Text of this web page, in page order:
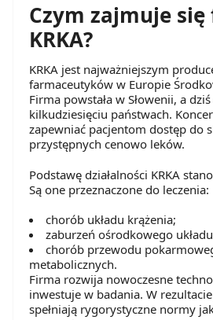
Czym zajmuje
KRKA?
KRKA jest najważniejszym
farmaceutyków w Europie
Firma powstała w Słowenii, a dziś
kilkudziesięciu państwach.
zapewniać pacjentom dostęp do
przystępnych cenowo leków.
Podstawę działalności KRKA
Są one przeznaczone do leczenia:
chorób układu krążenia;
zaburzeń ośrodkowego
chorób przewodu
metabolicznych.
Firma rozwija nowoczesne
inwestuje w badania. W
spełniają rygorystyczne normy